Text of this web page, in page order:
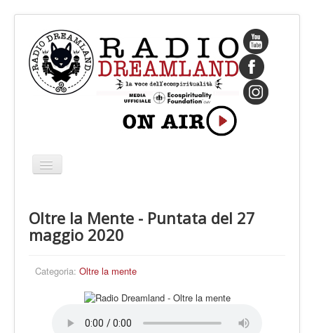
Cambia
navigazione
CHI SIAMO
IL FONDATORE
PROGRAMMI
PALINSESTO
LE VOCI
Oltre la Mente - Puntata del 27
maggio 2020
Categoria: Oltre la mente